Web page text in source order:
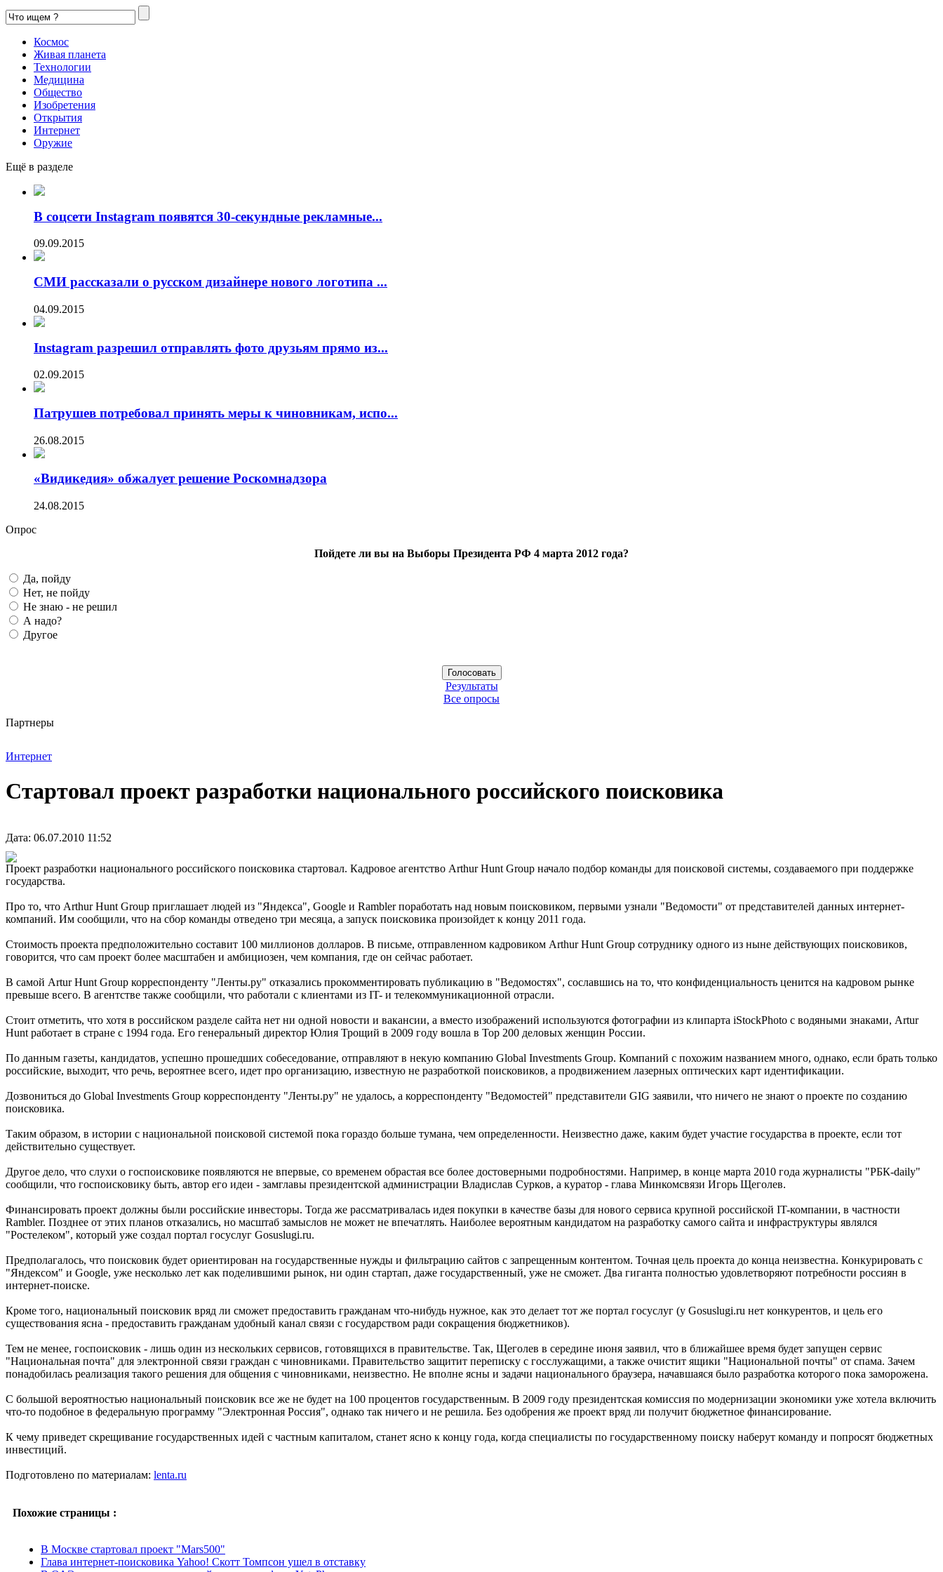
Космос
Живая планета
Технологии
Медицина
Общество
Изобретения
Открытия
Интернет
Оружие
Ещё в разделе
В соцсети Instagram появятся 30-секундные рекламные...
09.09.2015
СМИ рассказали о русском дизайнере нового логотипа ...
04.09.2015
Instagram разрешил отправлять фото друзьям прямо из...
02.09.2015
Патрушев потребовал принять меры к чиновникам, испо...
26.08.2015
«Видикедия» обжалует решение Роскомнадзора
24.08.2015
Опрос
Пойдете ли вы на Выборы Президента РФ 4 марта 2012 года?
Да, пойду
Нет, не пойду
Не знаю - не решил
А надо?
Другое
Результаты
Все опросы
Партнеры
Интернет
Стартовал проект разработки национального российского поисковика
Дата: 06.07.2010 11:52
Проект разработки национального российского поисковика стартовал. Кадровое агентство Arthur Hunt Group начало подбор команды для поисковой системы, создаваемого при поддержке
государства.
Про то, что Arthur Hunt Group приглашает людей из "Яндекса", Google и Rambler поработать над новым поисковиком, первыми узнали "Ведомости" от представителей данных интернет-
компаний. Им сообщили, что на сбор команды отведено три месяца, а запуск поисковика произойдет к концу 2011 года.
Стоимость проекта предположительно составит 100 миллионов долларов. В письме, отправленном кадровиком Arthur Hunt Group сотруднику одного из ныне действующих поисковиков,
говорится, что сам проект более масштабен и амбициозен, чем компания, где он сейчас работает.
В самой Artur Hunt Group корреспонденту "Ленты.ру" отказались прокомментировать публикацию в "Ведомостях", сославшись на то, что конфиденциальность ценится на кадровом рынке
превыше всего. В агентстве также сообщили, что работали с клиентами из IT- и телекоммуникационной отрасли.
Стоит отметить, что хотя в российском разделе сайта нет ни одной новости и вакансии, а вместо изображений используются фотографии из клипарта iStockPhoto с водяными знаками, Artur
Hunt работает в стране с 1994 года. Его генеральный директор Юлия Трощий в 2009 году вошла в Top 200 деловых женщин России.
По данным газеты, кандидатов, успешно прошедших собеседование, отправляют в некую компанию Global Investments Group. Компаний с похожим названием много, однако, если брать только
российские, выходит, что речь, вероятнее всего, идет про организацию, известную не разработкой поисковиков, а продвижением лазерных оптических карт идентификации.
Дозвониться до Global Investments Group корреспонденту "Ленты.ру" не удалось, а корреспонденту "Ведомостей" представители GIG заявили, что ничего не знают о проекте по созданию
поисковика.
Таким образом, в истории с национальной поисковой системой пока гораздо больше тумана, чем определенности. Неизвестно даже, каким будет участие государства в проекте, если тот
действительно существует.
Другое дело, что слухи о госпоисковике появляются не впервые, со временем обрастая все более достоверными подробностями. Например, в конце марта 2010 года журналисты "РБК-daily"
сообщили, что госпоисковику быть, автор его идеи - замглавы президентской администрации Владислав Сурков, а куратор - глава Минкомсвязи Игорь Щеголев.
Финансировать проект должны были российские инвесторы. Тогда же рассматривалась идея покупки в качестве базы для нового сервиса крупной российской IT-компании, в частности
Rambler. Позднее от этих планов отказались, но масштаб замыслов не может не впечатлять. Наиболее вероятным кандидатом на разработку самого сайта и инфраструктуры являлся
"Ростелеком", который уже создал портал госуслуг Gosuslugi.ru.
Предполагалось, что поисковик будет ориентирован на государственные нужды и фильтрацию сайтов с запрещенным контентом. Точная цель проекта до конца неизвестна. Конкурировать с
"Яндексом" и Google, уже несколько лет как поделившими рынок, ни один стартап, даже государственный, уже не сможет. Два гиганта полностью удовлетворяют потребности россиян в
интернет-поиске.
Кроме того, национальный поисковик вряд ли сможет предоставить гражданам что-нибудь нужное, как это делает тот же портал госуслуг (у Gosuslugi.ru нет конкурентов, и цель его
существования ясна - предоставить гражданам удобный канал связи с государством ради сокращения бюджетников).
Тем не менее, госпоисковик - лишь один из нескольких сервисов, готовящихся в правительстве. Так, Щеголев в середине июня заявил, что в ближайшее время будет запущен сервис
"Национальная почта" для электронной связи граждан с чиновниками. Правительство защитит переписку с госслужащими, а также очистит ящики "Национальной почты" от спама. Зачем
понадобилась реализация такого решения для общения с чиновниками, неизвестно. Не вполне ясны и задачи национального браузера, начавшаяся было разработка которого пока заморожена.
С большой вероятностью национальный поисковик все же не будет на 100 процентов государственным. В 2009 году президентская комиссия по модернизации экономики уже хотела включить
что-то подобное в федеральную программу "Электронная Россия", однако так ничего и не решила. Без одобрения же проект вряд ли получит бюджетное финансирование.
К чему приведет скрещивание государственных идей с частным капиталом, станет ясно к концу года, когда специалисты по государственному поиску наберут команду и попросят бюджетных
инвестиций.
Подготовлено по материалам: lenta.ru
Похожие страницы :
В Москве стартовал проект "Mars500"
Глава интернет-поисковика Yahoo! Скотт Томпсон ушел в отставку